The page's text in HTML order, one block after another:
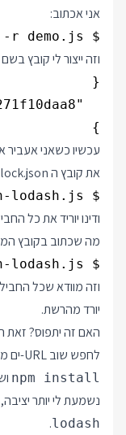
אני אכתוב:
$ deno cache --lock=lock.json --lock-write -r demo.js
וזה ייצור לי קובץ בשם lock.json על המחשב עם התוכן:
}
עכשיו כשאני אעביר
את קובץ ה lock.json שיצרתי, ומפעיל שם:
$ deno cache --lock=lock.json  -r 03-with-lodash.js
מה שכתוב בקובץ
$ deno run --lock=lock.json --cached-only  03-with-lodash.js
יורד מהרשת.
האם זה יתפוס? זאת
לחפש שוב URL-ים מלאים ב cdn-ים במקום פשוט להתקין עם
npm install
נשמעת לי יותר
lodash
.